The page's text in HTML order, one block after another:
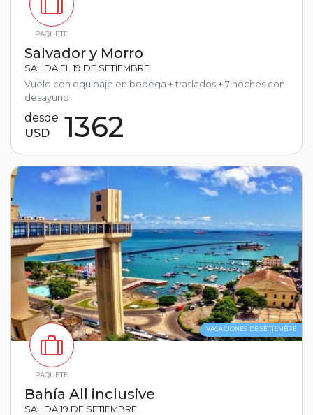
PAQUETE
Salvador y Morro
SALIDA EL 19 DE SETIEMBRE
Vuelo con equipaje en bodega + traslados + 7 noches con
desayuno
desde
USD
1362
PAQUETE
VACACIONES DE SETIEMBRE
Bahía All inclusive
SALIDA 19 DE SETIEMBRE